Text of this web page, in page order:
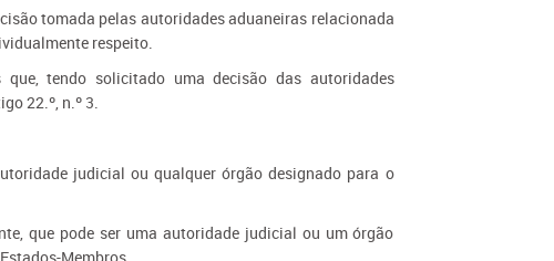
tomada pelas autoridades aduaneiras relacionada
respeito.
tendo solicitado uma decisão das autoridades
22.º, n.º 3.
judicial ou qualquer órgão designado para o
que pode ser uma autoridade judicial ou um órgão